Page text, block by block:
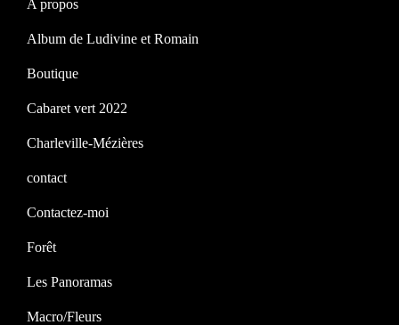
A propos
Album de Ludivine et Romain
Boutique
Cabaret vert 2022
Charleville-Mézières
contact
Contactez-moi
Forêt
Les Panoramas
Macro/Fleurs